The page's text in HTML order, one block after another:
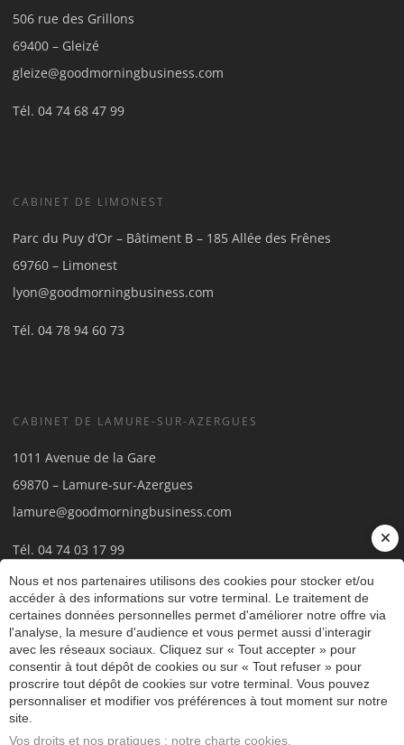
506 rue des Grillons
69400 – Gleizé
gleize@goodmorningbusiness.com
Tél.04 74 68 47 99
CABINET DE LIMONEST
Parc du Puy d’Or – Bâtiment B – 185 Allée des Frênes
69760 – Limonest
lyon@goodmorningbusiness.com
Tél.04 78 94 60 73
CABINET DE LAMURE-SUR-AZERGUES
1011 Avenue de la Gare
69870 – Lamure-sur-Azergues
lamure@goodmorningbusiness.com
Tél.04 74 03 17 99
© 2018 - 2026
SITE RÉALISÉ PAR LES ECHOS
PUBLISHING
Nous et nos partenaires utilisons des cookies pour stocker et/ou
accéder à des informations sur votre terminal. Le traitement de
certaines données personnelles permet d'améliorer notre offre via
l'analyse, la mesure d'audience et vous permet aussi d’interagir
avec les réseaux sociaux. Cliquez sur « Tout accepter » pour
consentir à tout dépôt de cookies ou sur « Tout refuser » pour
proscrire tout dépôt de cookies sur votre terminal. Vous pouvez
personnaliser et modifier vos préférences à tout moment sur notre
site.
Vos droits et nos pratiques : notre charte cookies.